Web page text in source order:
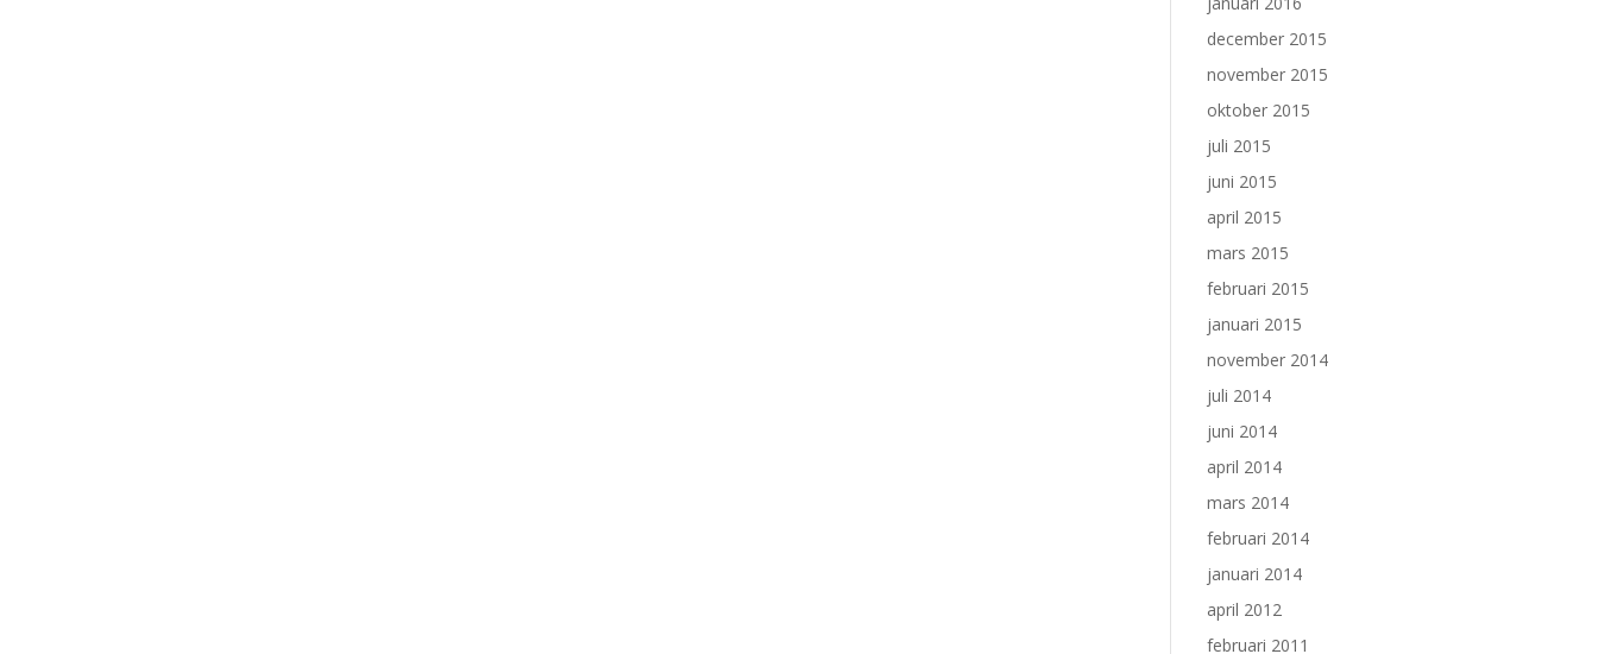
december 2015
november 2015
oktober 2015
juli 2015
juni 2015
april 2015
mars 2015
februari 2015
januari 2015
november 2014
juli 2014
juni 2014
april 2014
mars 2014
februari 2014
januari 2014
april 2012
februari 2011